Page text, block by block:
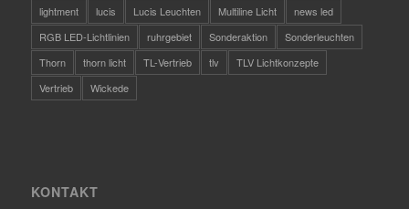
lightment
lucis Lucis Leuchten Multiline Licht
news led
RGB LED-Lichtlinien
ruhrgebiet Sonderaktion
Sonderleuchten
Thorn
thorn licht TL-Vertrieb tlv
TLV Lichtkonzepte
Vertrieb
Wickede
KONTAKT